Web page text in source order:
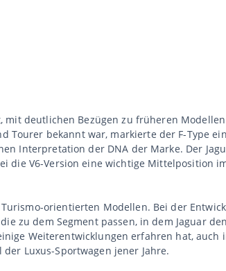
mit deutlichen Bezügen zu früheren
Tourer bekannt war, markierte der F-Type
Interpretation der DNA der Marke. Der
die V6-Version eine wichtige Mittelposition
orientierten Modellen. Bei der
zu dem Segment passen, in dem Jaguar
Weiterentwicklungen erfahren hat, auch
Luxus-Sportwagen jener Jahre.